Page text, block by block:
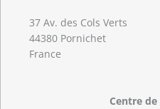
37 Av. des Cols Verts
44380 Pornichet
France
Centre